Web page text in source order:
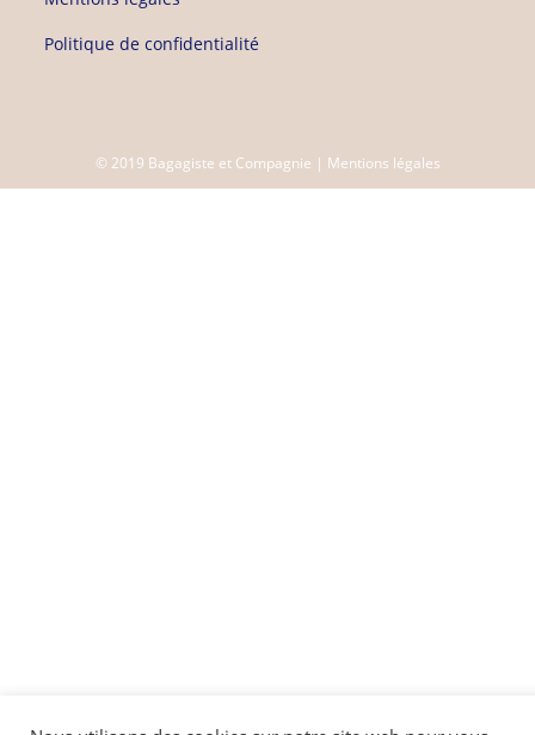
Politique de confidentialité
© 2019 Bagagiste et Compagnie | Mentions légales